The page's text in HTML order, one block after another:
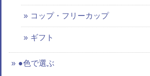
コップ・フリーカップ
ギフト
●色で選ぶ